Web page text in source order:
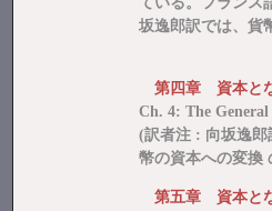
坂逸郎訳では、貨
第四章 資本と
Ch. 4: The
(訳者注 : 向坂逸郎
幣の資本への変換
第五章 資本と